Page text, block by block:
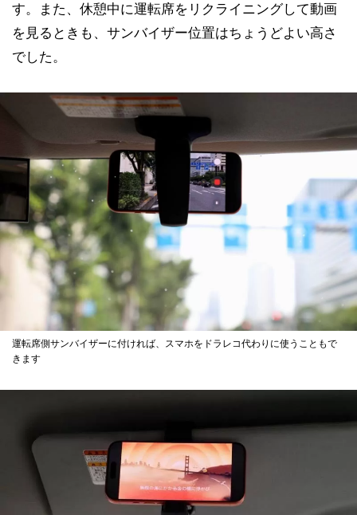
す。また、休憩中に運転席をリクライニングして動画
を見るときも、サンバイザー位置はちょうどよい高さ
でした。
運転席側サンバイザーに付ければ、スマホをドラレコ代わりに使うこともで
きます